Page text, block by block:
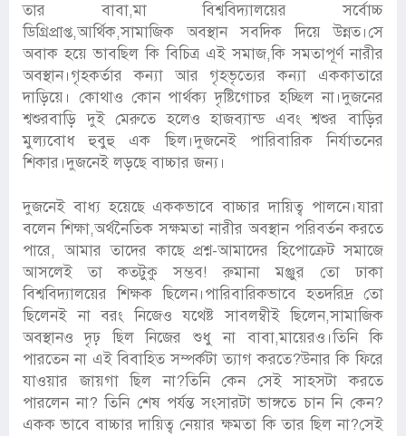
তার বাবা,মা বিশ্ববিদ্যালয়ের সর্বোচ্চ
ডিগ্রিপ্রাপ্ত,আর্থিক,সামাজিক অবস্থান সবদিক দিয়ে উন্নত।সে
অবাক হয়ে ভাবছিল কি বিচিত্র এই সমাজ,কি সমতাপূর্ণ নারীর
অবস্থান।গৃহকর্তার কন্যা আর গৃহভৃত্যের কন্যা এককাতারে
দাড়িয়ে। কোথাও কোন পার্থক্য দৃষ্টিগোচর হচ্ছিল না।দুজনের
শ্বশুরবাড়ি দুই মেরুতে হলেও হাজব্যান্ড এবং শ্বশুর বাড়ির
মুল্যবোধ হুবুহু এক ছিল।দুজনেই পারিবারিক নির্যাতনের
শিকার।দুজনেই লড়ছে বাচ্চার জন্য।
দুজনেই বাধ্য হয়েছে এককভাবে বাচ্চার দায়িত্ব পালনে।যারা
বলেন শিক্ষা,অর্থনৈতিক সক্ষমতা নারীর অবস্থান পরিবর্তন করতে
পারে, আমার তাদের কাছে প্রশ্ন-আমাদের হিপোক্রেট সমাজে
আসলেই তা কতটুকু সম্ভব! রুমানা মঞ্জুর তো ঢাকা
বিশ্ববিদ্যালয়ের শিক্ষক ছিলেন।পারিবারিকভাবে হতদরিদ্র তো
ছিলেনই না বরং নিজেও যথেষ্ট সাবলম্বীই ছিলেন,সামাজিক
অবস্থানও দৃঢ় ছিল নিজের শুধু না বাবা,মায়েরও।তিনি কি
পারতেন না এই বিবাহিত সম্পর্কটা ত্যাগ করতে?উনার কি ফিরে
যাওয়ার জায়গা ছিল না?তিনি কেন সেই সাহসটা করতে
পারলেন না? তিনি শেষ পর্যন্ত সংসারটা ভাঙ্গতে চান নি কেন?
একক ভাবে বাচ্চার দায়িত্ব নেয়ার ক্ষমতা কি তার ছিল না?সেই